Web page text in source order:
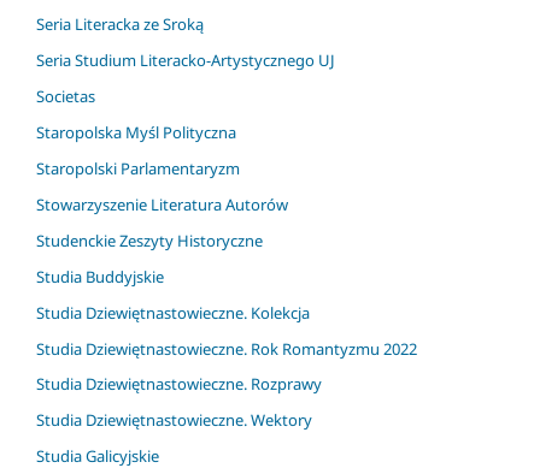
Seria Literacka ze Sroką
Seria Studium Literacko-Artystycznego UJ
Societas
Staropolska Myśl Polityczna
Staropolski Parlamentaryzm
Stowarzyszenie Literatura Autorów
Studenckie Zeszyty Historyczne
Studia Buddyjskie
Studia Dziewiętnastowieczne. Kolekcja
Studia Dziewiętnastowieczne. Rok Romantyzmu 2022
Studia Dziewiętnastowieczne. Rozprawy
Studia Dziewiętnastowieczne. Wektory
Studia Galicyjskie